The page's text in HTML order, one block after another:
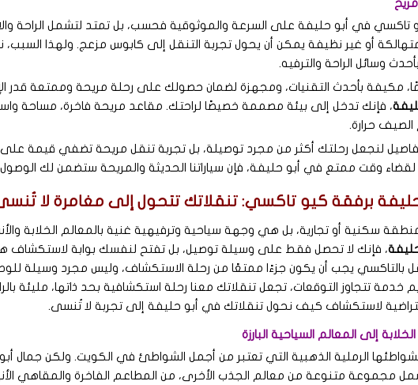
تاكسي في أبو حليفة على السرعة والموثوقية فحسب، بل تمتد لتشمل الراحة
أو غير نظيفة يمكن أن يحول تجربة التنقل إلى كابوس مزعج. ولهذا
وسائل الراحة والترفيه.
مكيفة بأحدث التقنيات، ومجهزة لضمان حصولك على رحلة مريحة وممتعة
، فإنك تدخل إلى بيئة مصممة خصيصًا لراحتك. مقاعد مريحة فاخرة، مساحة
حرارة.
لنجعل رحلتك أكثر من مجرد توصيلة، بل تجربة تنقل مريحة تضفي قيمة
لقضاء وقت ممتع في أبو حليفة، فإن سياراتنا الحديثة والمريحة ستضمن لك
برفقة كيو تاكسي: تنقلاتك تتحول إلى مغامرة لا
سكنية أو تجارية، بل هي وجهة سياحية وترفيهية غنية بالمعالم الخلابة
، فإنك لا تحصل فقط على وسيلة توصيل، بل تفتح لنفسك بوابة لاستكشاف
بالتاكسي يجب أن يكون جزءًا ممتعًا من رحلة الاستكشاف، وليس مجرد وسيلة
تتجاوز التوقعات، تجعل تنقلاتك معنا رحلة استكشافية بحد ذاتها، مليئة
لاستكشاف كيف نحول تنقلاتك في أبو حليفة إلى تجربة لا تُنسى.
إلى المعالم السياحية البارزة
الرملية الذهبية التي تعتبر من أجمل الشواطئ في الكويت. ولكن جمال
مجموعة متنوعة من معالم الجذب الأخرى، من المطاعم الفاخرة والمقاهي